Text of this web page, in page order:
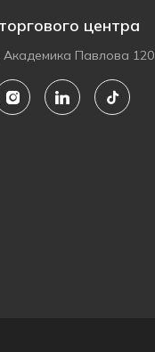
центра
Академика Павлова 120